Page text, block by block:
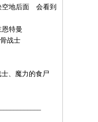
地后面 会看到
特曼
战士
、魔力的食尸